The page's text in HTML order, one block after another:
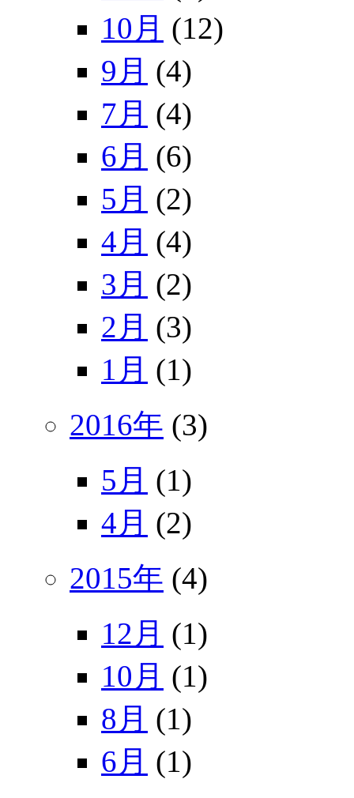
10月 (12)
9月 (4)
7月 (4)
6月 (6)
5月 (2)
4月 (4)
3月 (2)
2月 (3)
1月 (1)
2016年 (3)
5月 (1)
4月 (2)
2015年 (4)
12月 (1)
10月 (1)
8月 (1)
6月 (1)